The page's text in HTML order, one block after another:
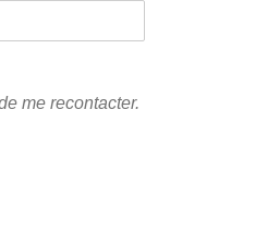
me recontacter.